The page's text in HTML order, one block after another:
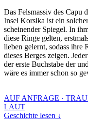
Das Felsmassiv des Capu
Insel Korsika ist ein
scheinender Spiegel. In
diese Ringe gelten,
lieben gelernt, sodass ihre
dieses Berges zeigen.
der erste Buchstabe der
wäre es immer schon so
AUF ANFRAGE ·
LAUT
Geschichte lesen ↓